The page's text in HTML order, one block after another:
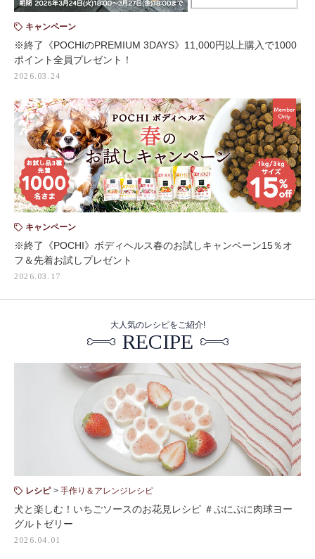
キャンペーン
※終了《POCHIのPREMIUM 3DAYS》11,000円以上購入で1000
ポイント全員プレゼント！
2026.03.24
キャンペーン
※終了《POCHI》ボディヘルス春のお試しキャンペーン15％オ
フ＆先着お試しプレゼント
2026.03.17
大人気のレシピをご紹介!
RECIPE
レシピ 手作り＆アレンジレシピ
犬と楽しむ！いちごソースのお花見レシピ ＃ぷにぷに肉球ヨー
グルトゼリー
2026.04.01